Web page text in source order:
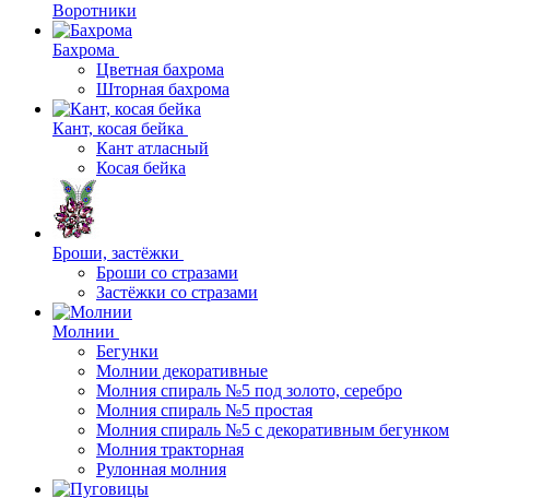
Воротники
Бахрома
Цветная бахрома
Шторная бахрома
Кант, косая бейка
Кант атласный
Косая бейка
Броши, застёжки
Броши со стразами
Застёжки со стразами
Молнии
Бегунки
Молнии декоративные
Молния спираль №5 под золото, серебро
Молния спираль №5 простая
Молния спираль №5 с декоративным бегунком
Молния тракторная
Рулонная молния